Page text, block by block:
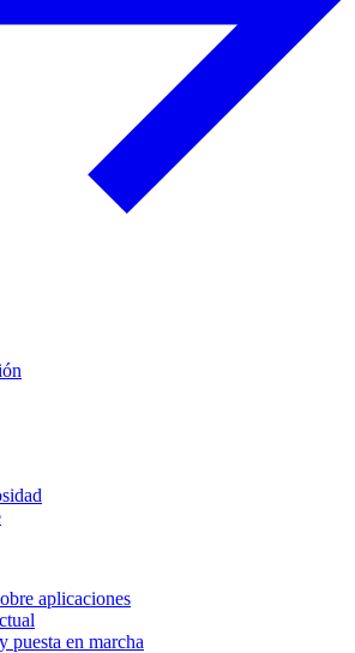
aplicaciones
puesta en marcha